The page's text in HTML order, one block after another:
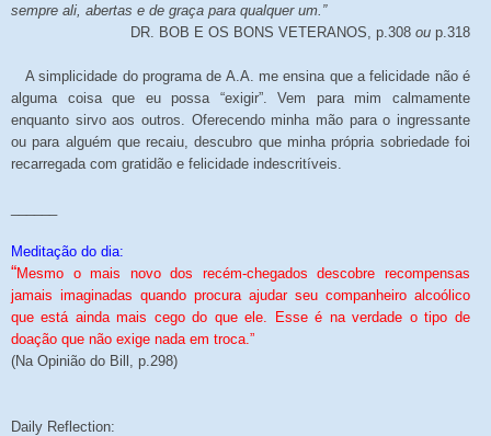
sempre ali, abertas e de graça para qualquer um.”
DR. BOB E OS BONS VETERANOS, p.308 ou p.318
A simplicidade do programa de A.A. me ensina que a felicidade não é
alguma coisa que eu possa “exigir”. Vem para mim calmamente
enquanto sirvo aos outros. Oferecendo minha mão para o ingressante
ou para alguém que recaiu, descubro que minha própria sobriedade foi
recarregada com gratidão e felicidade indescritíveis.
Meditação do dia:
“Mesmo o mais novo dos recém-chegados descobre recompensas
jamais imaginadas quando procura ajudar seu companheiro alcoólico
que está ainda mais cego do que ele. Esse é na verdade o tipo de
doação que não exige nada em troca.”
(Na Opinião do Bill, p.298)
Daily Reflection: